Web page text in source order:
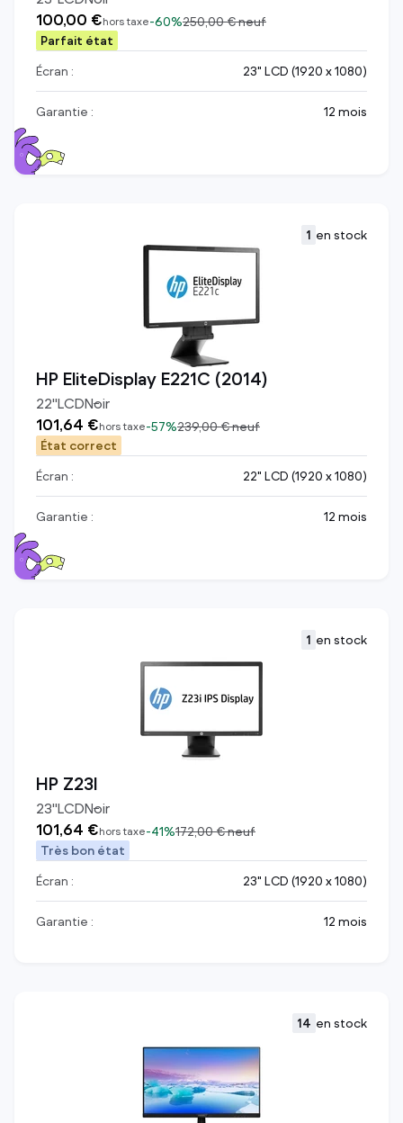
100,00 €hors taxe-60%250,00 €neuf
Parfait état
Écran :
23" LCD (1920 x 1080)
Garantie : 12 mois
1 en stock
HP EliteDisplay E221C (2014)
22"LCDNoir
101,64 €hors taxe-57%239,00 €neuf
État correct
Écran :
22" LCD (1920 x 1080)
Garantie : 12 mois
1 en stock
HP Z23I
23"LCDNoir
101,64 €hors taxe-41%172,00 €neuf
Très bon état
Écran :
23" LCD (1920 x 1080)
Garantie : 12 mois
14 en stock